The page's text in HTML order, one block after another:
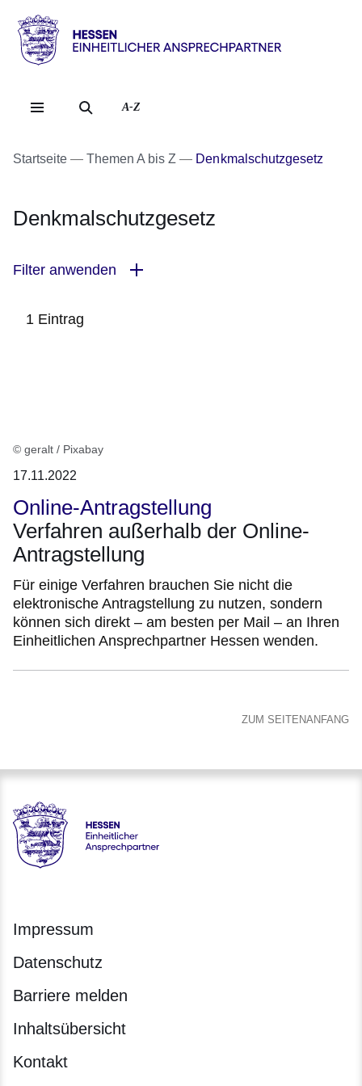
Direkt zum Kopf der
Direkt zum Inhalt
Direkt zum Fuß der
Hessen
Einheitlicher
Ansprechpartner
A-Z
Startseite Themen A bis Z Denkmalschutzgesetz
Denkmalschutzgesetz
Filter anwenden
1 Eintrag
© geralt / Pixabay
17.11.2022
Online-Antragstellung
Verfahren außerhalb der Online-
Antragstellung
Für einige Verfahren brauchen Sie nicht die
elektronische Antragstellung zu nutzen, sondern
können sich direkt – am besten per Mail – an Ihren
Einheitlichen Ansprechpartner Hessen wenden.
ZUM SEITENANFANG
Hessen - Einheitlicher Ansprechpartner Hessen
Impressum
Datenschutz
Barriere melden
Inhaltsübersicht
Kontakt